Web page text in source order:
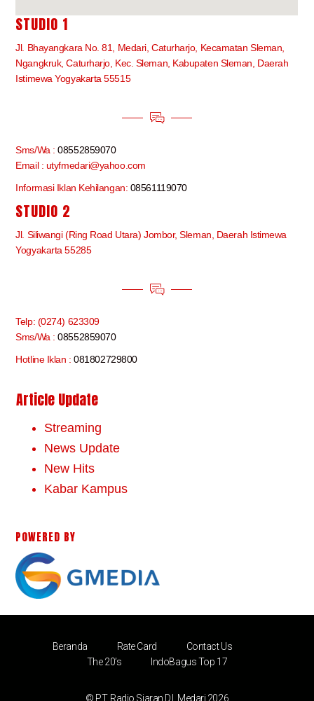
STUDIO 1
Jl. Bhayangkara No. 81, Medari, Caturharjo, Kecamatan Sleman,
Ngangkruk, Caturharjo, Kec. Sleman, Kabupaten Sleman, Daerah
Istimewa Yogyakarta 55515
Sms/Wa :08552859070
Email : utyfmedari@yahoo.com
Informasi Iklan Kehilangan: 08561119070
STUDIO 2
Jl. Siliwangi (Ring Road Utara) Jombor, Sleman, Daerah Istimewa
Yogyakarta 55285
Telp: (0274) 623309
Sms/Wa :08552859070
Hotline Iklan :081802729800
Article Update
Streaming
News Update
New Hits
Kabar Kampus
POWERED BY
Beranda Rate Card
Contact Us
The 20’s
IndoBagus Top 17
© PT. Radio Siaran D.I. Medari 2026